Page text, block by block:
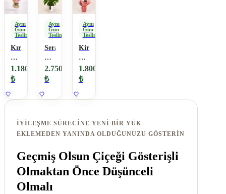
Aynı
Gün
Teslimat
Kır
Çiçekli
Mevsim
Buketi
1.180
₺
Aynı
Gün
Teslimat
Seramikte
Orta
Boy
Antoryum
2.750
₺
Aynı
Gün
Teslimat
Kiremit
Rengi
Orkide
1.800
₺
İYILEŞME SÜRECINE YENI BIR YÜK
EKLEMEDEN YANINDA OLDUĞUNUZU GÖSTERIN
Geçmiş Olsun Çiçeği Gösterişli
Olmaktan Önce Düşünceli
Olmalı